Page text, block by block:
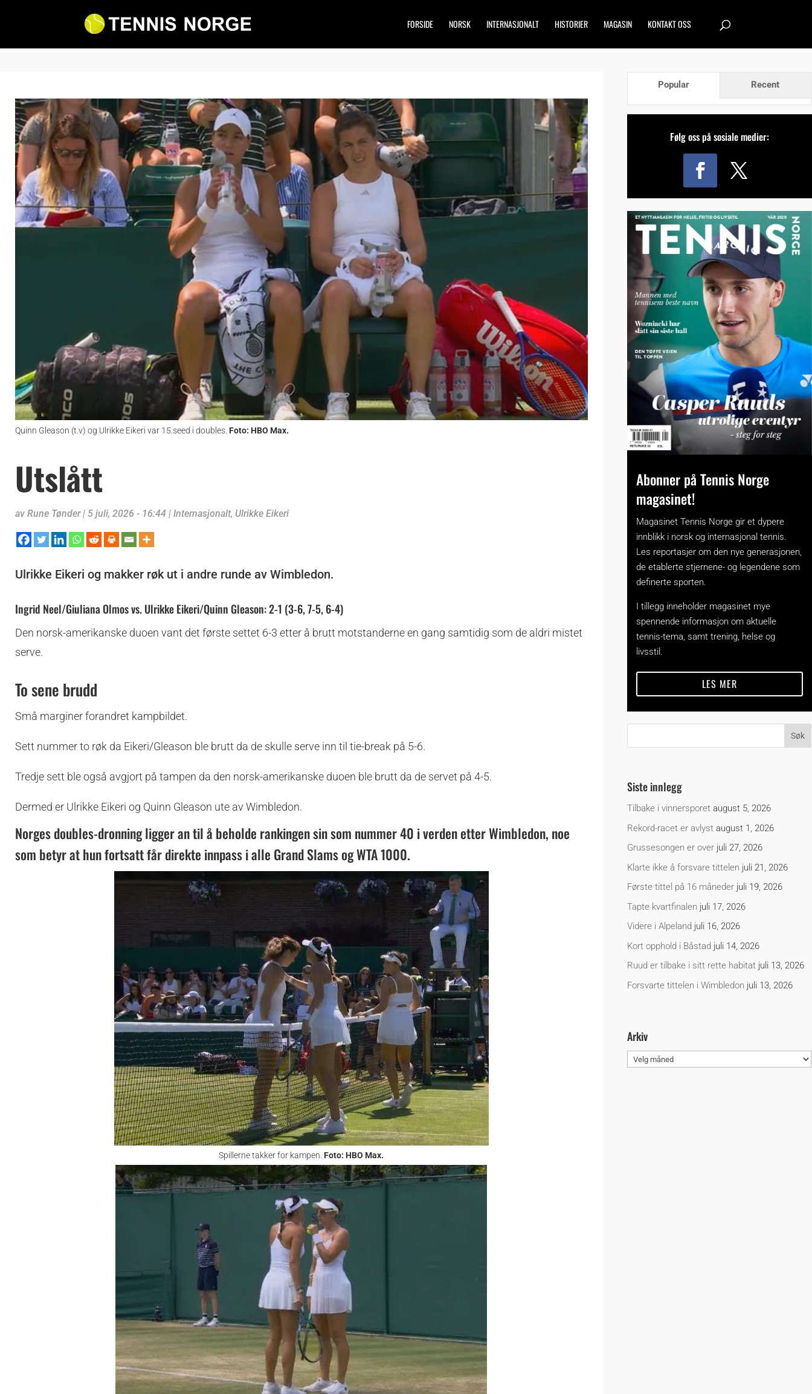
FORSIDE NORSK INTERNASJONALT HISTORIER MAGASIN KONTAKT OSS
Quinn Gleason (t.v) og Ulrikke Eikeri var 15.seed i doubles. Foto: HBO Max.
Utslått
av Rune Tønder| 5 juli, 2026 - 16:44 | Internasjonalt, Ulrikke Eikeri
Ulrikke Eikeri og makker røk ut i andre runde av Wimbledon.
Ingrid Neel/Giuliana Olmos vs. Ulrikke Eikeri/Quinn Gleason: 2-1 (3-6, 7-5, 6-4)
Den norsk-amerikanske duoen vant det første settet 6-3 etter å brutt motstanderne en gang samtidig som de aldri mistet
serve.
To sene brudd
Små marginer forandret kampbildet.
Sett nummer to røk da Eikeri/Gleason ble brutt da de skulle serve inn til tie-break på 5-6.
Tredje sett ble også avgjort på tampen da den norsk-amerikanske duoen ble brutt da de servet på 4-5.
Dermed er Ulrikke Eikeri og Quinn Gleason ute av Wimbledon.
Norges doubles-dronning ligger an til å beholde rankingen sin som nummer 40 i verden etter Wimbledon, noe
som betyr at hun fortsatt får direkte innpass i alle Grand Slams og WTA 1000.
Spillerne takker for kampen. Foto: HBO Max.
Popular Recent
Følg oss på sosiale medier:
Abonner på Tennis Norge
magasinet!
Magasinet Tennis Norge gir et dypere
innblikk i norsk og internasjonal tennis.
Les reportasjer om den nye generasjonen,
de etablerte stjernene- og legendene som
definerte sporten.
I tillegg inneholder magasinet mye
spennende informasjon om aktuelle
tennis-tema, samt trening, helse og
livsstil.
LES MER
Siste innlegg
Tilbake i vinnersporet august 5, 2026
Rekord-racet er avlyst august 1, 2026
Grussesongen er over juli 27, 2026
Klarte ikke å forsvare tittelen juli 21, 2026
Første tittel på 16 måneder juli 19, 2026
Tapte kvartfinalen juli 17, 2026
Videre i Alpeland juli 16, 2026
Kort opphold i Båstad juli 14, 2026
Ruud er tilbake i sitt rette habitat juli 13, 2026
Forsvarte tittelen i Wimbledon juli 13, 2026
Arkiv
Arkiv